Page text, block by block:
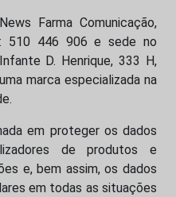
Farma Comunicação,
510 446 906 e sede no
D. Henrique, 333 H,
marca especializada na
em proteger os dados
de produtos e
e, bem assim, os dados
em todas as situações